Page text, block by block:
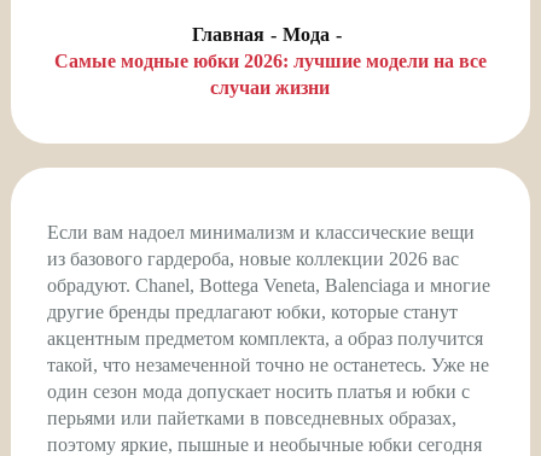
Главная
Мода
Самые модные юбки 2026: лучшие модели на все
случаи жизни
Если вам надоел минимализм и классические вещи
из базового гардероба, новые коллекции 2026 вас
обрадуют. Chanel, Bottega Veneta, Balenciaga и многие
другие бренды предлагают юбки, которые станут
акцентным предметом комплекта, а образ получится
такой, что незамеченной точно не останетесь. Уже не
один сезон мода допускает носить платья и юбки с
перьями или пайетками в повседневных образах,
поэтому яркие, пышные и необычные юбки сегодня